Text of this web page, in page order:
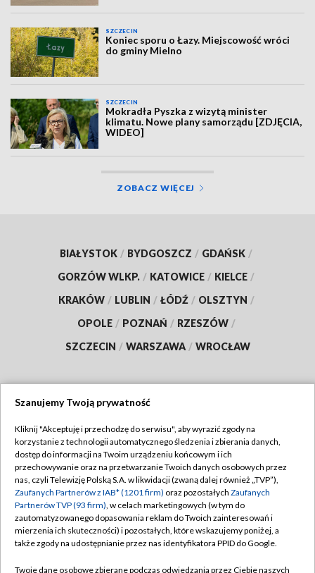
SZCZECIN
Koniec sporu o Łazy. Miejscowość wróci
do gminy Mielno
SZCZECIN
Mokradła Pyszka z wizytą minister
klimatu. Nowe plany samorządu [ZDJĘCIA,
WIDEO]
ZOBACZ WIĘCEJ
BIAŁYSTOK / BYDGOSZCZ / GDAŃSK /
GORZÓW WLKP. / KATOWICE / KIELCE /
KRAKÓW / LUBLIN / ŁÓDŹ / OLSZTYN /
OPOLE / POZNAŃ / RZESZÓW /
SZCZECIN / WARSZAWA / WROCŁAW
TVP
Abonament TVP
Emisja w TVP
Centrum informacji TVP
Naziemna Telewizja Cyfrowa
Regulamin TVP
Polityka prywatności
Moje zgody
Pomoc
Szanujemy Twoją prywatność
Kliknij "Akceptuję i przechodzę do serwisu", aby wyrazić zgody na
korzystanie z technologii automatycznego śledzenia i zbierania danych,
dostęp do informacji na Twoim urządzeniu końcowym i ich
przechowywanie oraz na przetwarzanie Twoich danych osobowych przez
nas, czyli Telewizję Polską S.A. w likwidacji (zwaną dalej również „TVP”),
Zaufanych Partnerów z IAB* (1201 firm) oraz pozostałych Zaufanych
Partnerów TVP (93 firm), w celach marketingowych (w tym do
zautomatyzowanego dopasowania reklam do Twoich zainteresowań i
mierzenia ich skuteczności) i pozostałych, które wskazujemy poniżej, a
także zgody na udostępnianie przez nas identyfikatora PPID do Google.
Twoje dane osobowe zbierane podczas odwiedzania przez Ciebie naszych